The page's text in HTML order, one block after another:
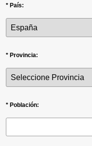
* País:
* Provincia:
* Población: